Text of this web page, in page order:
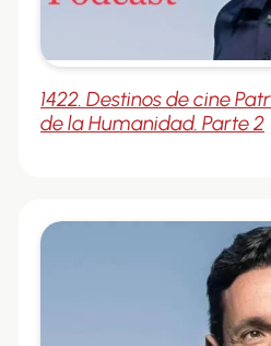
1422. Destinos de cine
de la Humanidad. Parte 2